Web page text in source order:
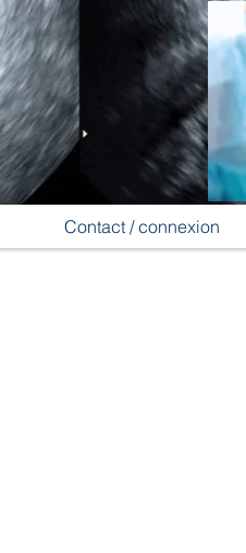
Contact / connexion